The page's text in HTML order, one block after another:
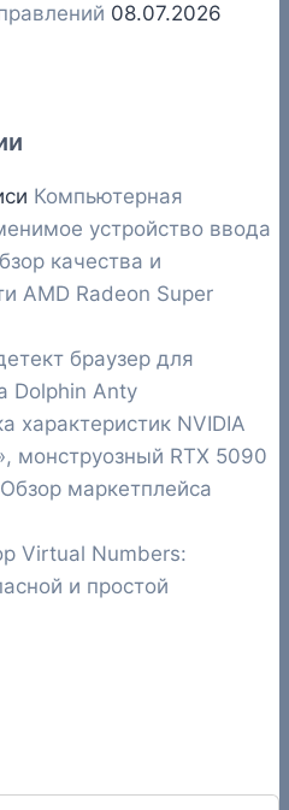
08.07.2026
Компьютерная
устройство ввода
качества и
AMD Radeon Super
браузер для
Dolphin Anty
характеристик NVIDIA
монструозный RTX 5090
Обзор маркетплейса
Virtual Numbers:
и простой